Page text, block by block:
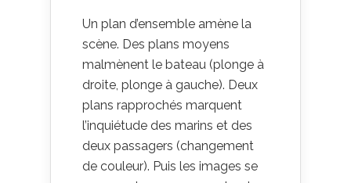
Un plan d’ensemble amène la
scène. Des plans moyens
malmènent le bateau (plonge à
droite, plonge à gauche). Deux
plans rapprochés marquent
l’inquiétude des marins et des
deux passagers (changement
de couleur). Puis les images se